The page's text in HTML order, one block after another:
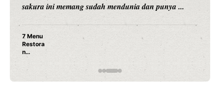
punya ...
merambah dunia kuliner dengan ...
Nunung Srimulat & Vicky Prasetyo
Rahasia Mami Bikin Nagih!